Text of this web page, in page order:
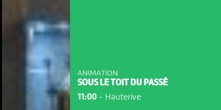
NOUS UTILISONS DES COOKIES
ANIMATION
SOUS LE TOIT DU PASSÉ
11:00- Hauterive